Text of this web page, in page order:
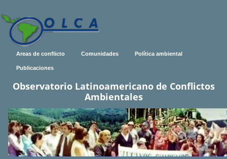
Areas de conflicto Comunidades Política ambiental
Publicaciones
Observatorio Latinoamericano de Conflictos
Ambientales